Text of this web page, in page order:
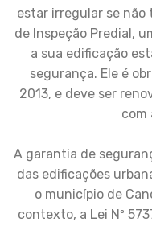
estar irregular se não
de Inspeção Predial,
a sua edificação
segurança. Ele é
2013, e deve ser
com
A garantia de
das edificações
o município de
contexto, a Lei Nº